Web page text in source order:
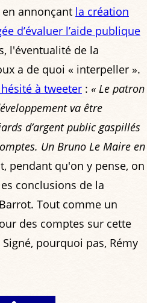
annonçant la création
d’évaluer l’aide publique
l'éventualité de la
a de quoi « interpeller ».
à tweeter : « Le patron
va être
d’argent public gaspillés
Un Bruno Le Maire en
pendant qu'on y pense, on
conclusions de la
Tout comme un
des comptes sur cette
pourquoi pas, Rémy